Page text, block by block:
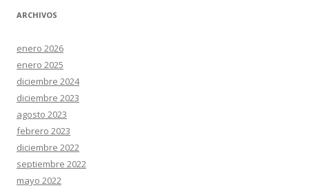
ARCHIVOS
enero 2026
enero 2025
diciembre 2024
diciembre 2023
agosto 2023
febrero 2023
diciembre 2022
septiembre 2022
mayo 2022